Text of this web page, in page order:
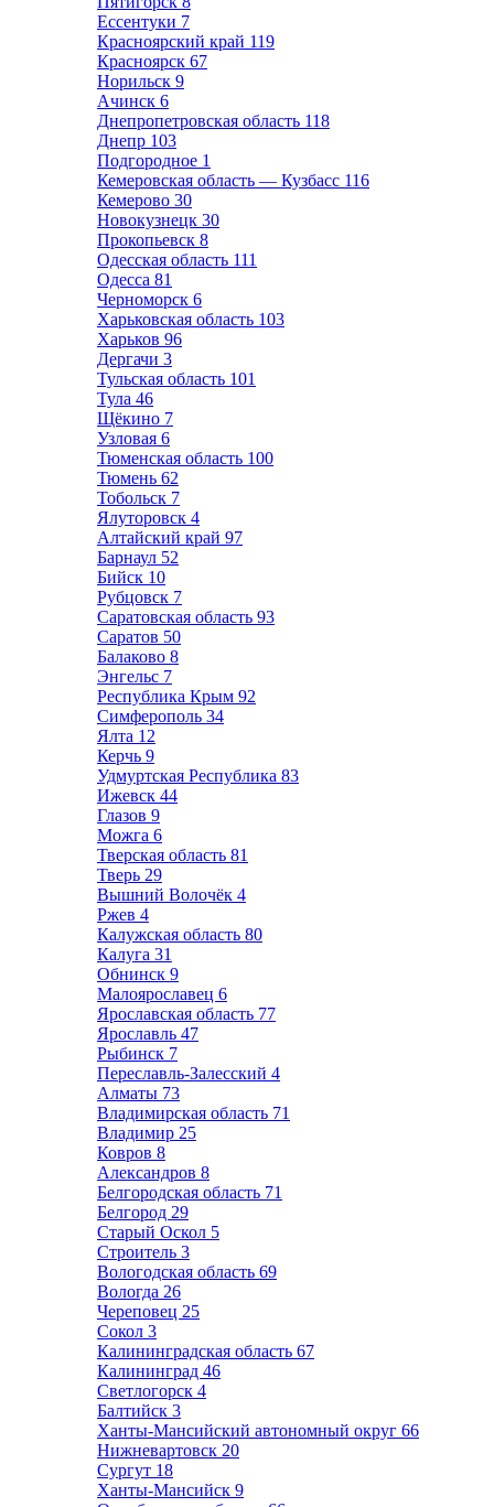
Ессентуки 7
Красноярский край 119
Красноярск 67
Норильск 9
Ачинск 6
Днепропетровская область 118
Днепр 103
Подгородное 1
Кемеровская область — Кузбасс 116
Кемерово 30
Новокузнецк 30
Прокопьевск 8
Одесская область 111
Одесса 81
Черноморск 6
Харьковская область 103
Харьков 96
Дергачи 3
Тульская область 101
Тула 46
Щёкино 7
Узловая 6
Тюменская область 100
Тюмень 62
Тобольск 7
Ялуторовск 4
Алтайский край 97
Барнаул 52
Бийск 10
Рубцовск 7
Саратовская область 93
Саратов 50
Балаково 8
Энгельс 7
Республика Крым 92
Симферополь 34
Ялта 12
Керчь 9
Удмуртская Республика 83
Ижевск 44
Глазов 9
Можга 6
Тверская область 81
Тверь 29
Вышний Волочёк 4
Ржев 4
Калужская область 80
Калуга 31
Обнинск 9
Малоярославец 6
Ярославская область 77
Ярославль 47
Рыбинск 7
Переславль-Залесский 4
Алматы 73
Владимирская область 71
Владимир 25
Ковров 8
Александров 8
Белгородская область 71
Белгород 29
Старый Оскол 5
Строитель 3
Вологодская область 69
Вологда 26
Череповец 25
Сокол 3
Калининградская область 67
Калининград 46
Светлогорск 4
Балтийск 3
Ханты-Мансийский автономный округ 66
Нижневартовск 20
Сургут 18
Ханты-Мансийск 9